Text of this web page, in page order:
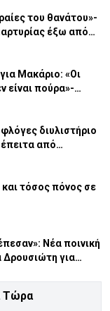
του θανάτου»-
έξω από
Μακάριο: «Οι
είναι πούρα»-
έγγραφο 1964
διυλιστήριο
από
τόσος πόνος σε
Νέα ποινική
Δρουσιώτη για
εδώ και μια
Τώρα